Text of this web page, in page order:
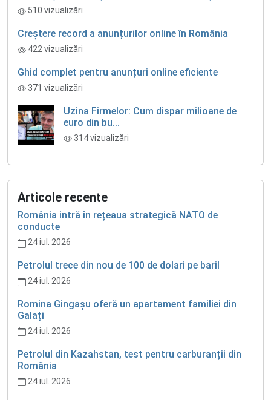
510 vizualizări
Creștere record a anunțurilor online în România
422 vizualizări
Ghid complet pentru anunțuri online eficiente
371 vizualizări
Uzina Firmelor: Cum dispar milioane de
euro din bu...
314 vizualizări
Articole recente
România intră în rețeaua strategică NATO de
conducte
24 iul. 2026
Petrolul trece din nou de 100 de dolari pe baril
24 iul. 2026
Romina Gingașu oferă un apartament familiei din
Galați
24 iul. 2026
Petrolul din Kazahstan, test pentru carburanții din
România
24 iul. 2026